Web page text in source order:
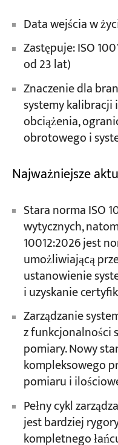
Data wejścia w
Zastępuje: ISO
od 23 lat)
Znaczenie dla
systemy kalibracji
obciążenia,
obrotowego i
Najważniejsze
Stara norma ISO
wytycznych,
10012:2026 jest
umożliwiającą
ustanowienie
i uzyskanie
Zarządzanie
z funkcjonalności
pomiary. Nowy
kompleksowego
pomiaru i
Pełny cykl
jest bardziej
kompletnego